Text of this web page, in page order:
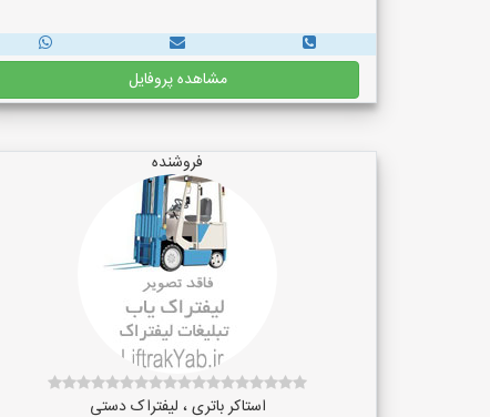
مشاهده پروفایل
فروشنده
استاکر باتری ، لیفتراک دستی